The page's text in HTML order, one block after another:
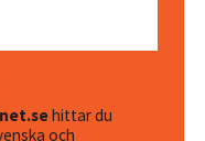
hittar du
och